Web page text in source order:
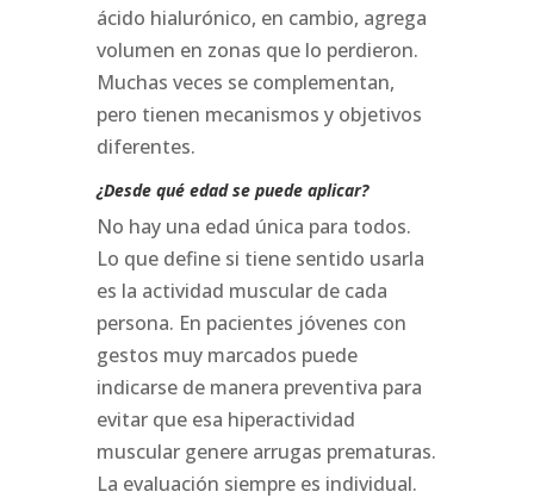
ácido hialurónico, en cambio, agrega
volumen en zonas que lo perdieron.
Muchas veces se complementan,
pero tienen mecanismos y objetivos
diferentes.
¿Desde qué edad se puede aplicar?
No hay una edad única para todos.
Lo que define si tiene sentido usarla
es la actividad muscular de cada
persona. En pacientes jóvenes con
gestos muy marcados puede
indicarse de manera preventiva para
evitar que esa hiperactividad
muscular genere arrugas prematuras.
La evaluación siempre es individual.